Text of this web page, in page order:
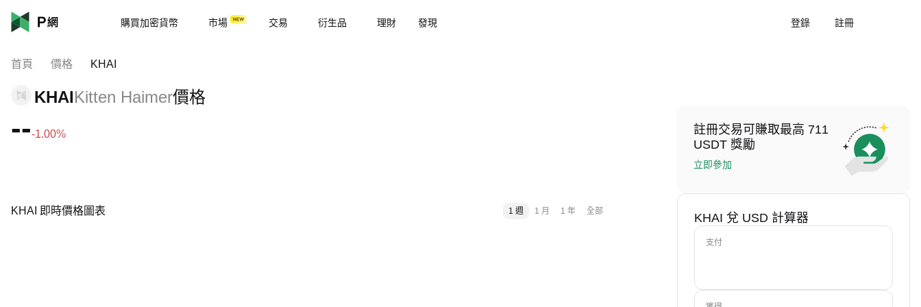
購買加密貨幣 市場 交易 衍生品 理財 發現 登錄 註冊
首頁 價格 KHAI
KHAIKitten Haimer價格
---1.00%
KHAI 即時價格圖表 1 週 1 月 1 年 全部
註冊交易可賺取最高 711
USDT 獎勵
立即參加
KHAI 兌 USD 計算器
支付